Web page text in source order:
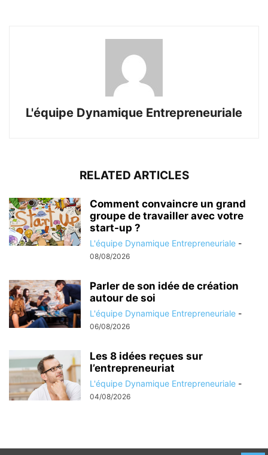
L'équipe Dynamique Entrepreneuriale
RELATED ARTICLES
Comment convaincre un grand
groupe de travailler avec votre
start-up ?
L'équipe Dynamique Entrepreneuriale -
08/08/2026
Parler de son idée de création
autour de soi
L'équipe Dynamique Entrepreneuriale -
06/08/2026
Les 8 idées reçues sur
l’entrepreneuriat
L'équipe Dynamique Entrepreneuriale -
04/08/2026